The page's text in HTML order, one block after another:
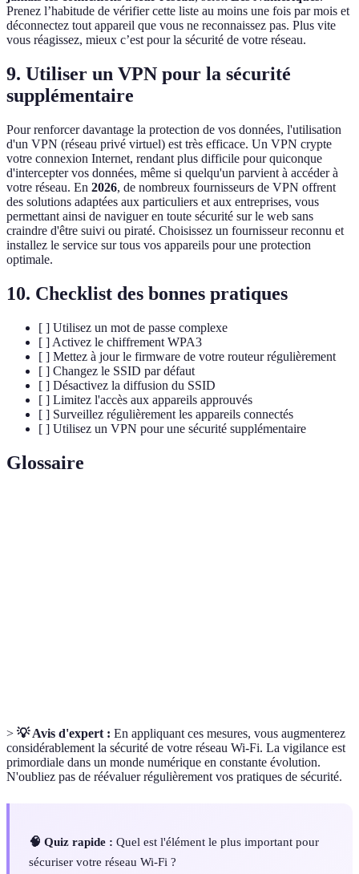
Prenez l’habitude de vérifier cette liste au moins une fois par mois et
déconnectez tout appareil que vous ne reconnaissez pas. Plus vite
vous réagissez, mieux c’est pour la sécurité de votre réseau.
9. Utiliser un VPN pour la sécurité
supplémentaire
Pour renforcer davantage la protection de vos données, l'utilisation
d'un VPN (réseau privé virtuel) est très efficace. Un VPN crypte
votre connexion Internet, rendant plus difficile pour quiconque
d'intercepter vos données, même si quelqu'un parvient à accéder à
votre réseau. En 2026, de nombreux fournisseurs de VPN offrent
des solutions adaptées aux particuliers et aux entreprises, vous
permettant ainsi de naviguer en toute sécurité sur le web sans
craindre d'être suivi ou piraté. Choisissez un fournisseur reconnu et
installez le service sur tous vos appareils pour une protection
optimale.
10. Checklist des bonnes pratiques
[ ] Utilisez un mot de passe complexe
[ ] Activez le chiffrement WPA3
[ ] Mettez à jour le firmware de votre routeur régulièrement
[ ] Changez le SSID par défaut
[ ] Désactivez la diffusion du SSID
[ ] Limitez l'accès aux appareils approuvés
[ ] Surveillez régulièrement les appareils connectés
[ ] Utilisez un VPN pour une sécurité supplémentaire
Glossaire
> 💡 Avis d'expert : En appliquant ces mesures, vous augmenterez
considérablement la sécurité de votre réseau Wi-Fi. La vigilance est
primordiale dans un monde numérique en constante évolution.
N'oubliez pas de réévaluer régulièrement vos pratiques de sécurité.
🧠 Quiz rapide : Quel est l'élément le plus important pour
sécuriser votre réseau Wi-Fi ?